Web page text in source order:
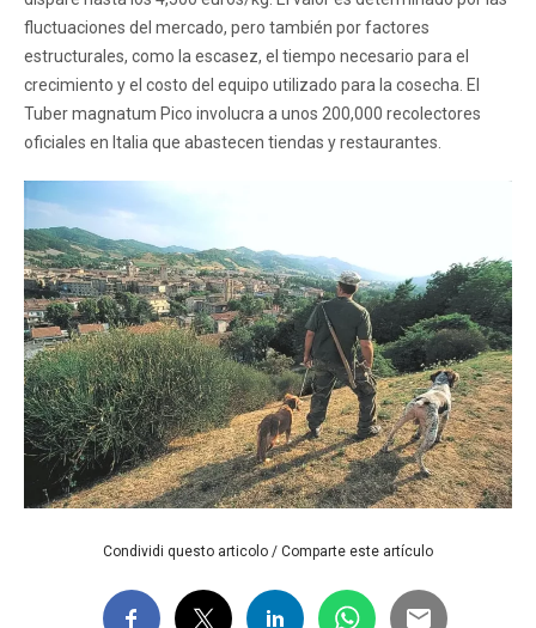
fluctuaciones del mercado, pero también por factores
estructurales, como la escasez, el tiempo necesario para el
crecimiento y el costo del equipo utilizado para la cosecha. El
Tuber magnatum Pico involucra a unos 200,000 recolectores
oficiales en Italia que abastecen tiendas y restaurantes.
Condividi questo articolo / Comparte este artículo